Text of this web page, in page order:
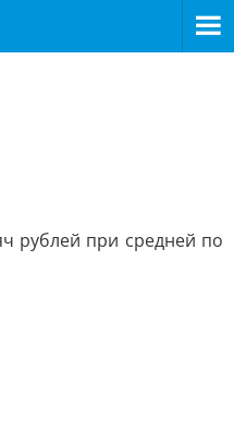
рублей при средней по